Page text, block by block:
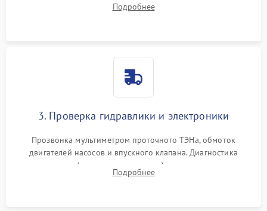
циркуляционному насосу, ТЭНу и сливной помпе.
Подробнее
3. Проверка гидравлики и электроники
Прозвонка мультиметром проточного ТЭНа, обмоток
двигателей насосов и впускного клапана. Диагностика
прессостата (датчика уровня воды), датчика мутности,
концевика дверцы и электронного модуля управления.
Подробнее